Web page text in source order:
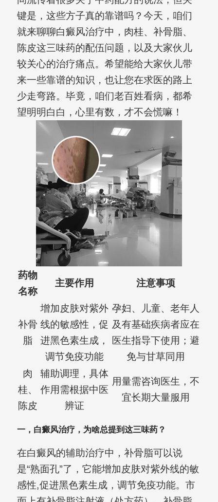
键是，这些方子真的靠谱吗？今天，咱们
就来聊聊白癜风治疗中，肉桂、补骨脂、
陈皮这三味药的配伍问题，以及大家伙儿
较关心的治疗痛点。希望能给大家伙儿带
来一些靠谱的知识，也让您在求医的路上
少走弯路。毕竟，咱们老百姓看病，都希
望明明白白，心里有数，才不会慌嘛！
药物
名称
主要作用 注意事项
补骨
脂
增加皮肤对紫外
线的敏感性，促
进黑色素生成，
调节免疫功能
孕妇、儿童、老年人
及有基础疾病者应在
医生指导下使用；避
免与甘草同用
肉
桂、
陈皮
辅助调理，具体
作用需根据中医
辨证
用量需咨询医生，不
宜长期大量服用
一，白癜风治疗，为啥总提到这三味药？
在白癜风的辅助治疗中，补骨脂可以说
是“熟面孔”了，它能增加皮肤对紫外线的敏
感性,促进黑色素生成，调节免疫功能。市